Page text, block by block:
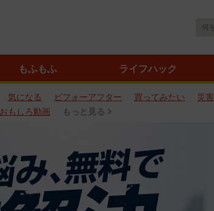
もふもふ ライフハック
気になる ビフォーアフター 買ってみたい 災害
おもしろ動画 もっと見る